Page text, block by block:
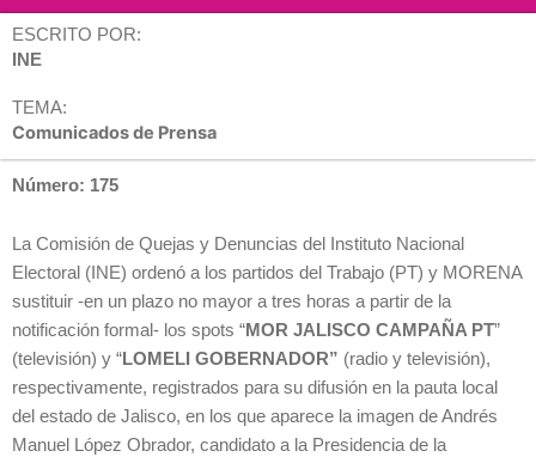
ESCRITO POR:
INE
TEMA:
Comunicados de Prensa
Número: 175
La Comisión de Quejas y Denuncias del Instituto Nacional
Electoral (INE) ordenó a los partidos del Trabajo (PT) y MORENA
sustituir -en un plazo no mayor a tres horas a partir de la
notificación formal- los spots “MOR JALISCO CAMPAÑA PT”
(televisión) y “LOMELI GOBERNADOR” (radio y televisión),
respectivamente, registrados para su difusión en la pauta local
del estado de Jalisco, en los que aparece la imagen de Andrés
Manuel López Obrador, candidato a la Presidencia de la